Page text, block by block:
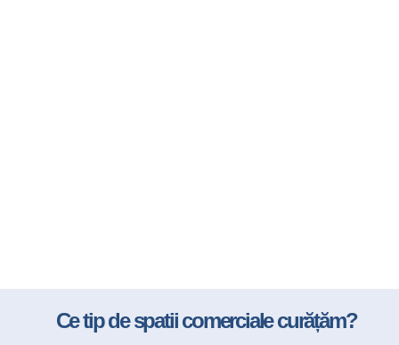
Ce tip de spatii comerciale curățăm?